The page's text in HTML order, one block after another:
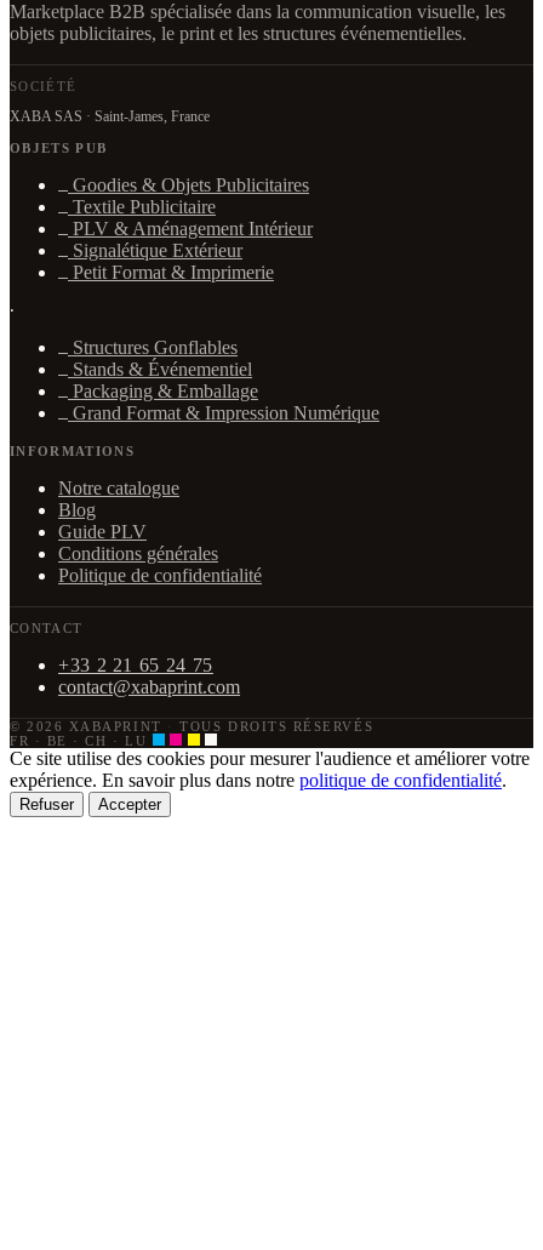
Marketplace B2B spécialisée dans la communication visuelle, les
objets publicitaires, le print et les structures événementielles.
SOCIÉTÉ
XABA SAS · Saint-James, France
OBJETS PUB
Goodies & Objets Publicitaires
Textile Publicitaire
PLV & Aménagement Intérieur
Signalétique Extérieur
Petit Format & Imprimerie
·
Structures Gonflables
Stands & Événementiel
Packaging & Emballage
Grand Format & Impression Numérique
INFORMATIONS
Notre catalogue
Blog
Guide PLV
Conditions générales
Politique de confidentialité
CONTACT
+33 2 21 65 24 75
contact@xabaprint.com
© 2026 XABAPRINT ·
TOUS DROITS RÉSERVÉS
FR · BE · CH · LU
Ce site utilise des cookies pour mesurer l'audience et améliorer votre
expérience. En savoir plus dans notre politique de confidentialité.
Refuser Accepter